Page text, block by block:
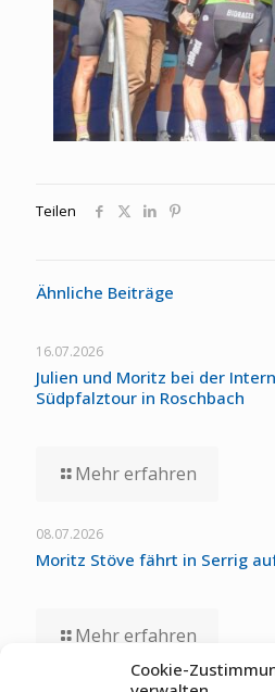
Cookie-
Teilen
Ähnliche Beiträge
16.07.2026
Julien und Moritz bei der
Südpfalztour in Roschbach
Mehr erfahren
08.07.2026
Moritz Stöve fährt in Serrig
Mehr erfahren